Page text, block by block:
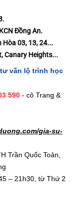
Đồng An.
03, 13, 24...
Canary Heights...
vấn lộ trình học
590 - cô Trang &
gia-su-
Trần Quốc Toản,
– 21h30, từ Thứ 2